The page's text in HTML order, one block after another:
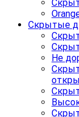
Скрытые
Не